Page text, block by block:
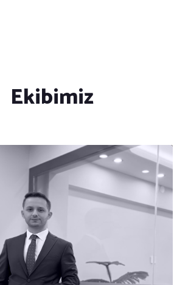
Ekibimiz